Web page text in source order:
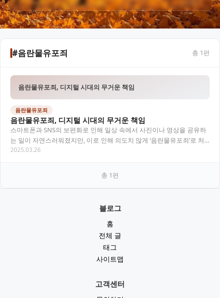
#음란물유포죄 총 1편
음란물유포죄, 디지털 시대의 무거운 책임
음란물유포죄
음란물유포죄, 디지털 시대의 무거운 책임
스마트폰과 SNS의 보편화로 인해 일상 속에서 사진이나 영상을 공유하
는 일이 자연스러워졌지만, 이로 인해 의도치 않게 ‘음란물유포죄’로 처
벌받는 사례도 점점 증가하고 있습니다. 단…
2025.03.26
총 1편
블로그
홈
전체 글
태그
사이트맵
고객센터